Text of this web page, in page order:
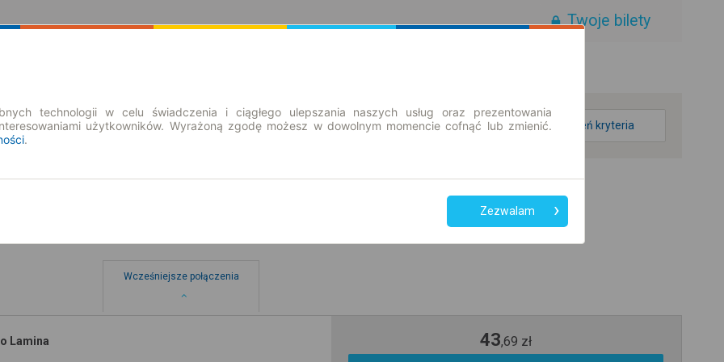
Twoje bilety
zmień kryteria
Wcześniejsze połączenia
Lamina 43,69 zł
technologii w celu świadczenia i ciągłego ulepszania naszych usług oraz prezentowania
użytkowników. Wyrażoną zgodę możesz w dowolnym momencie cofnąć lub zmienić.
.
Zezwalam